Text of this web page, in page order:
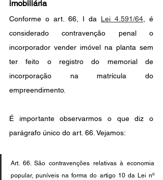
imobiliária
Conforme o art. 66, I da Lei 4.591/64, é
considerado contravenção penal o
incorporador vender imóvel na planta sem
ter feito o registro do memorial de
incorporação na matrícula do
empreendimento.
É importante observarmos o que diz o
parágrafo único do art. 66. Vejamos:
Art. 66. São contravenções relativas à economia
popular, puníveis na forma do artigo 10 da Lei nº